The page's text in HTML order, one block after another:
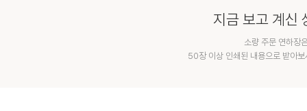
지금 보고 계신
소량 주문 연하장
50장 이상 인쇄된 내용으로 받아